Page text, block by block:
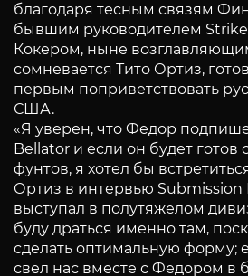
благодаря тесным связям
бывшим руководителем
Кокером, ныне
сомневается Тито Ортиз,
первым поприветствовать
США.
«Я уверен, что Федор
Bellator и если он будет готов
фунтов, я хотел бы
Ортиз в интервью Submission
выступал в полутяжелом
буду драться именно там,
сделать оптимальную форму;
свел нас вместе с Федором в